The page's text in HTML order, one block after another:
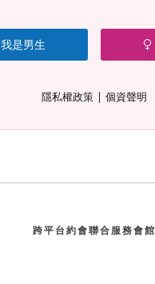
我是男生
隱私權政策 ∣ 個資聲明
跨平台約會聯合服務會館